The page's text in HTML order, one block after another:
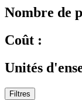
Nombre de
Coût :
Unités
Filtres